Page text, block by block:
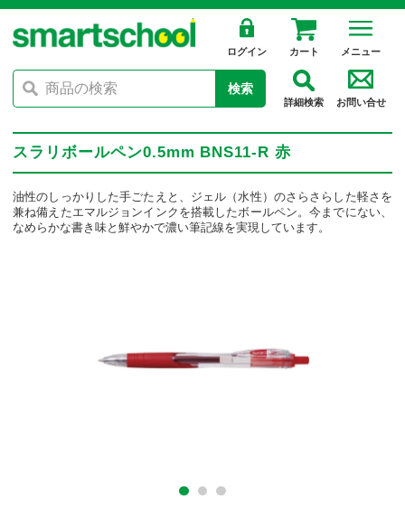
ログイン カート メニュー
検索
詳細検索 お問い合せ
スラリボールペン0.5mm BNS11-R 赤
油性のしっかりした手ごたえと、ジェル（水性）のさらさらした軽さを
兼ね備えたエマルジョンインクを搭載したボールペン。今までにない、
なめらかな書き味と鮮やかで濃い筆記線を実現しています。